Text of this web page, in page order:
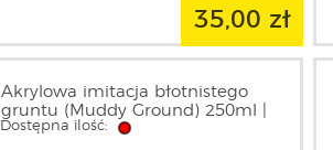
35,00 zł
Akrylowa imitacja błotnistego
gruntu (Muddy Ground) 250ml |
AK8017
Dostępna ilość: